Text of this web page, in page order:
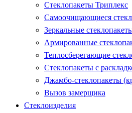
Стеклопакеты Триплекс
Самоочищающиеся
Зеркальные
Армированные
Теплосберегающие
Стеклопакеты с
Джамбо-стеклопакеты
Вызов замерщика
Стеклоизделия